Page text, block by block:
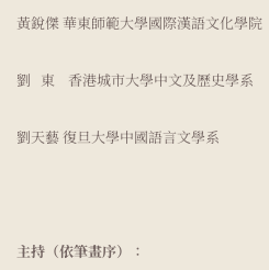
黃銳傑 華東師範大學國際漢語文化學院
劉 東 香港城市大學中文及歷史學系
劉天藝 復旦大學中國語言文學系
主持（依筆畫序）：